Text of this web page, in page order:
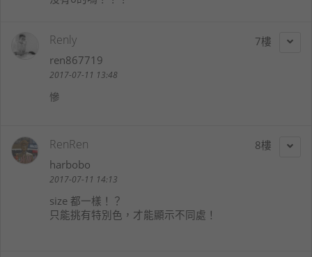
7
Renly
ren867719
2017-07-11 13:48
慘
8
RenRen
harbobo
2017-07-11 14:13
size 都一樣！？
只能挑有特別色，才能顯示不同處！